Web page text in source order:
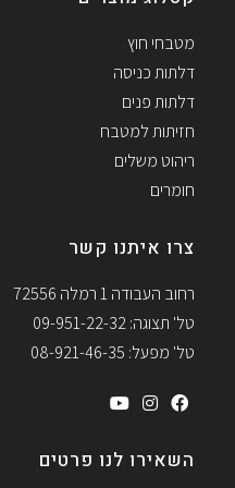
מטבחי חוץ
דלתות כניסה
דלתות פנים
חזיתות למטבח
ריהוט משלים
חומרים
צרו איתנו קשר
רחוב העבודה 1 רמלה 72556
טל' תצוגה: 09-951-22-32
טל' מפעל: 08-921-46-35
השאירו לנו פרטים